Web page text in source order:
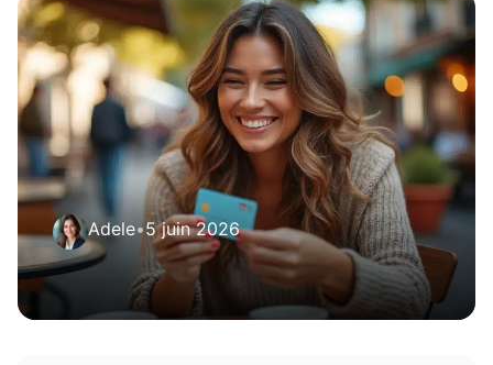
Adele•5 juin 2026